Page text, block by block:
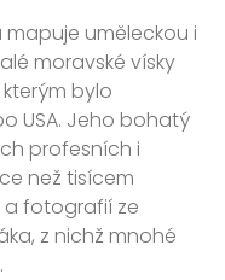
uměleckou i
moravské vísky
bylo
USA. Jeho bohatý
profesních i
než tisícem
fotografií ze
z nichž mnohé